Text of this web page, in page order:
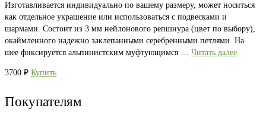
Изготавливается индивидуально по вашему размеру, может носиться
как отдельное украшение или использоваться с подвесками и
шармами. Состоит из 3 мм нейлонового репшнура (цвет по выбору),
окаймленного надежно заклепанными серебренными петлями. На
шее фиксируется альпинистским муфтующимся … Читать далее
3700 ₽ Купить
Покупателям